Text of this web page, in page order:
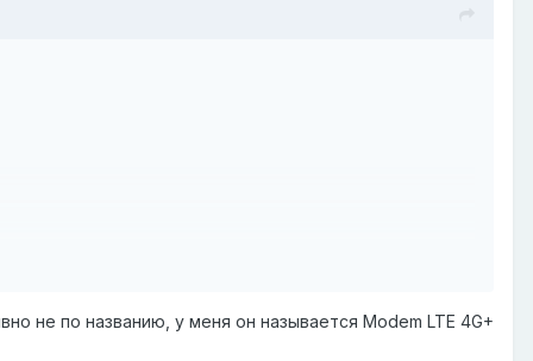
не по названию, у меня он называется Modem LTE 4G+